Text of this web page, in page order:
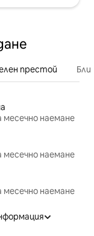
престой
наемане
наемане
наемане